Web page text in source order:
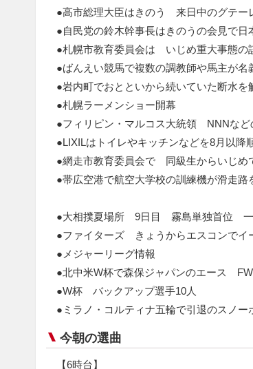
●高市総理大臣はきのう 来日中のグテー
●自民党の鈴木幹事長はきのうの会見で
●札幌市教育委員会は いじめ重大事態の
●ばんえい競馬で複数の調教師や馬主が
●岩内町でおとといから続いていた断水を
●札幌ラーメンショー開幕
●フィリピン・マルコス大統領 NNNなど
●LIXILはトイレやキッチンなどを8月以降
●網走市教育委員会で 同級生からいじめ
●帯広空港で航空大学校の訓練機が滑走
●大相撲夏場所 9日目 霧島単独首位 一
●ファイターズ きょうからエスコンでイ
●メジャーリーグ情報
●北中米W杯で森保ジャパンのエース
●W杯 バックアップ選手10人
●ミラノ・コルティナ五輪で引退のスノ
今朝の選曲
【6時台】